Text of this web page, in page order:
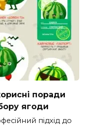
поради
ягоди
підхід до